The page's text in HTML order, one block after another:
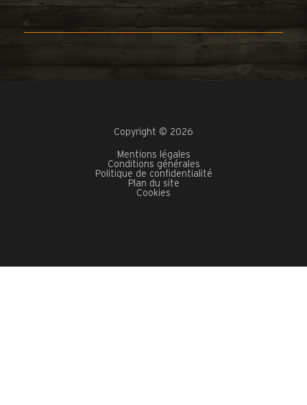
Copyright © 2026
Mentions légales
Conditions générales
Politique de confidentialité
Plan du site
Cookies